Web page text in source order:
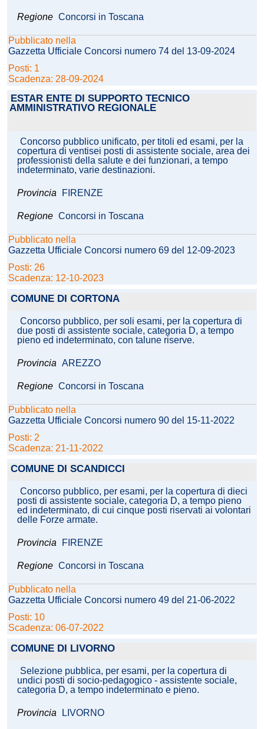
Regione Concorsi in Toscana
Pubblicato nella
Gazzetta Ufficiale Concorsi numero 74 del 13-09-2024
Posti: 1
Scadenza: 28-09-2024
ESTAR ENTE DI SUPPORTO TECNICO
AMMINISTRATIVO REGIONALE
Concorso pubblico unificato, per titoli ed esami, per la
copertura di ventisei posti di assistente sociale, area dei
professionisti della salute e dei funzionari, a tempo
indeterminato, varie destinazioni.
Provincia FIRENZE
Regione Concorsi in Toscana
Pubblicato nella
Gazzetta Ufficiale Concorsi numero 69 del 12-09-2023
Posti: 26
Scadenza: 12-10-2023
COMUNE DI CORTONA
Concorso pubblico, per soli esami, per la copertura di
due posti di assistente sociale, categoria D, a tempo
pieno ed indeterminato, con talune riserve.
Provincia AREZZO
Regione Concorsi in Toscana
Pubblicato nella
Gazzetta Ufficiale Concorsi numero 90 del 15-11-2022
Posti: 2
Scadenza: 21-11-2022
COMUNE DI SCANDICCI
Concorso pubblico, per esami, per la copertura di dieci
posti di assistente sociale, categoria D, a tempo pieno
ed indeterminato, di cui cinque posti riservati ai volontari
delle Forze armate.
Provincia FIRENZE
Regione Concorsi in Toscana
Pubblicato nella
Gazzetta Ufficiale Concorsi numero 49 del 21-06-2022
Posti: 10
Scadenza: 06-07-2022
COMUNE DI LIVORNO
Selezione pubblica, per esami, per la copertura di
undici posti di socio-pedagogico - assistente sociale,
categoria D, a tempo indeterminato e pieno.
Provincia LIVORNO